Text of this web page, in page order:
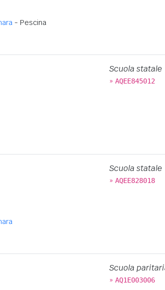
- Pescina
Scuola statale
» AQEE845012
Scuola statale
» AQEE828018
Scuola
» AQ1E003006